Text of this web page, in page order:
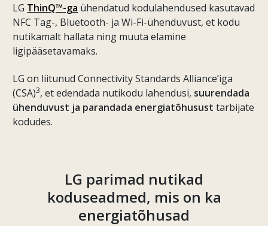
LG ThinQ™-ga ühendatud kodulahendused kasutavad
NFC Tag-, Bluetooth- ja Wi-Fi-ühenduvust, et kodu
nutikamalt hallata ning muuta elamine
ligipääsetavamaks.
LG on liitunud Connectivity Standards Alliance’iga
(CSA)3, et edendada nutikodu lahendusi, suurendada
ühenduvust ja parandada energiatõhusust tarbijate
kodudes.
LG parimad nutikad
koduseadmed, mis on ka
energiatõhusad